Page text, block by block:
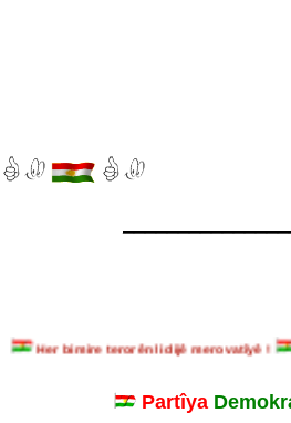
Her bimire terorên li dijê merovatîyê !
Partîya